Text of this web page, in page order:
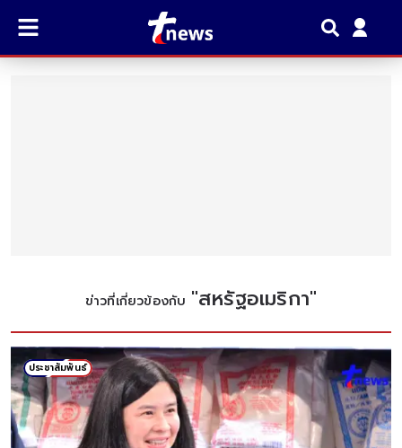
ข่าวที่เกี่ยวข้องกับ "สหรัฐอเมริกา"
ประชาสัมพันธ์